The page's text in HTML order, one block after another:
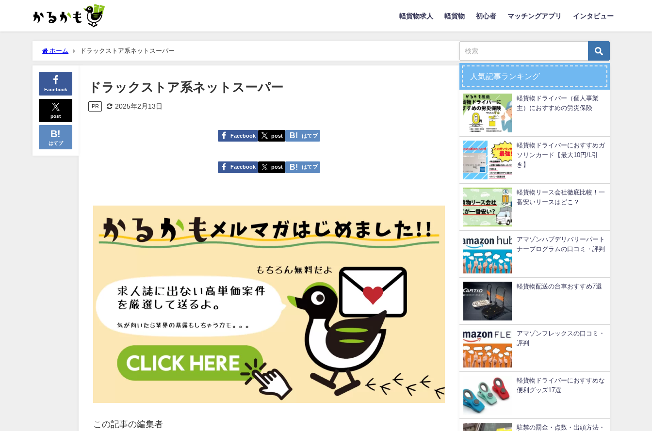
軽貨物求人 軽貨物 初心者 マッチングアプリ インタビュー
ホーム ドラックストア系ネットスーパー
Facebook
post
はてブ
ドラックストア系ネットスーパー
PR 2025年2月13日
Facebook post はてブ
Facebook post はてブ
この記事の編集者
人気記事ランキング
軽貨物ドライバー（個人事業
主）におすすめの労災保険
軽貨物ドライバーにおすすめガ
ソリンカード【最大10円/L引
き】
軽貨物リース会社徹底比較！一
番安いリースはどこ？
アマゾンハブデリバリーパート
ナープログラムの口コミ・評判
軽貨物配送の台車おすすめ7選
アマゾンフレックスの口コミ・
評判
軽貨物ドライバーにおすすめな
便利グッズ17選
駐禁の罰金・点数・出頭方法・